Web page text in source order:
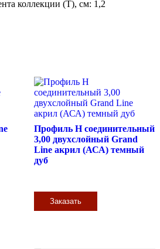
коллекции (T), см: 1,2
Профиль H соединительный
3,00 двухслойный Grand
Line акрил (АСА) темный
дуб
Заказать